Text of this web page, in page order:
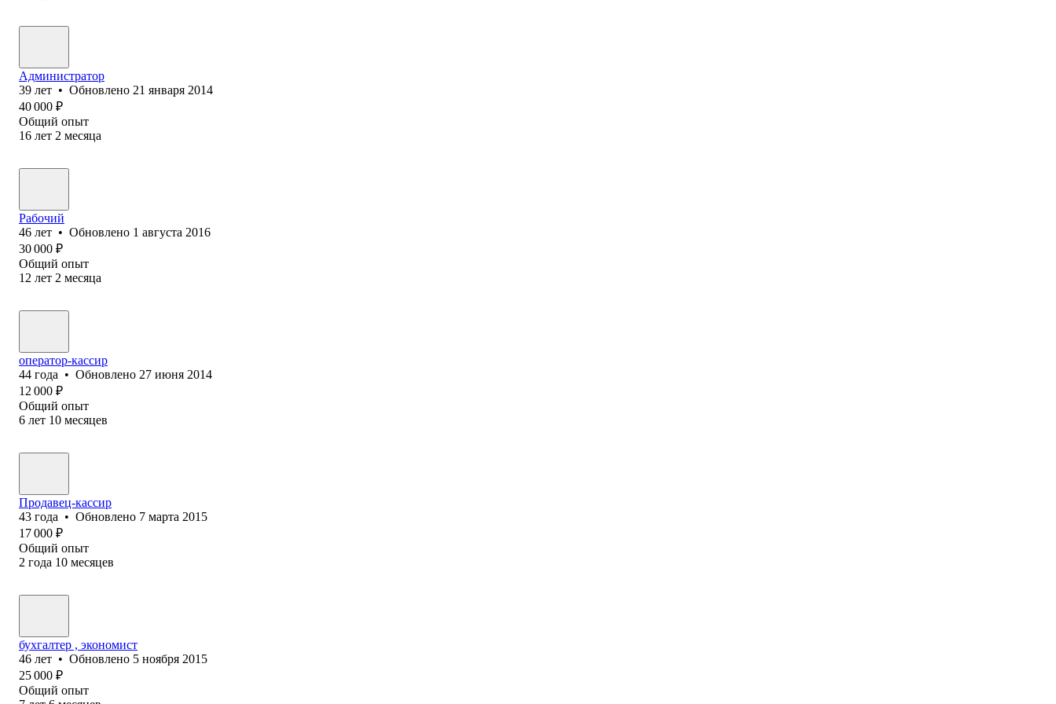
Администратор
39 лет • Обновлено 21 января 2014
40 000 ₽
Общий опыт
16 лет 2 месяца
Рабочий
46 лет • Обновлено 1 августа 2016
30 000 ₽
Общий опыт
12 лет 2 месяца
оператор-кассир
44 года • Обновлено 27 июня 2014
12 000 ₽
Общий опыт
6 лет 10 месяцев
Продавец-кассир
43 года • Обновлено 7 марта 2015
17 000 ₽
Общий опыт
2 года 10 месяцев
бухгалтер , экономист
46 лет • Обновлено 5 ноября 2015
25 000 ₽
Общий опыт